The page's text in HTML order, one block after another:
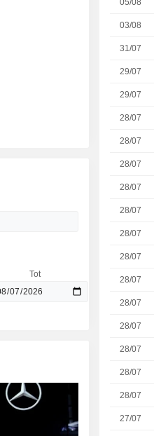
05/08
03/08
31/07
29/07
29/07
28/07
28/07
28/07
28/07
28/07
28/07
28/07
28/07
28/07
28/07
28/07
28/07
28/07
27/07
Tot